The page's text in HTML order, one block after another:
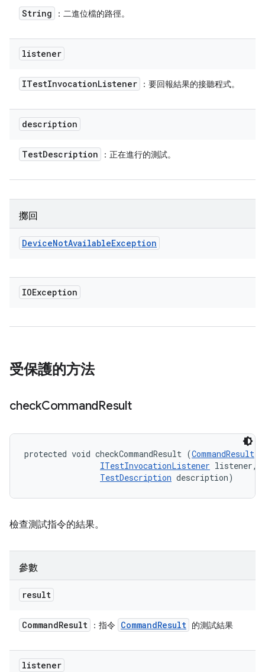
String ：二進位檔的路徑。
listener
ITestInvocationListener ：要回報結果的接聽程式。
description
TestDescription ：正在進行的測試。
擲回
DeviceNotAvailableException
IOException
受保護的方法
checkCommandResult
protected void checkCommandResult (CommandResult
ITestInvocationListener listener,
TestDescription description)
檢查測試指令的結果。
參數
result
CommandResult ：指令 CommandResult 的測試結果
listener